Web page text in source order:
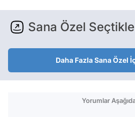
Sana Özel
Daha Fazla Sana Özel
Yorumlar